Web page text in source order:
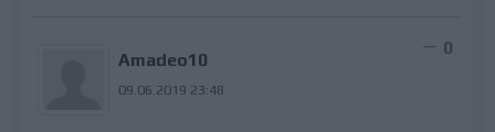
Amadeo10
09.06.2019 23:48
0